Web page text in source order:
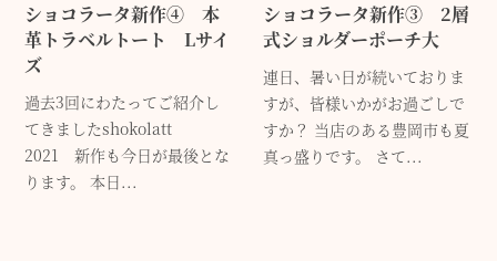
ショコラータ新作④ 本
革トラベルトート Lサイ
ズ
過去3回にわたってご紹介し
てきましたshokolatt
2021 新作も今日が最後とな
ります。 本日...
ショコラータ新作③ 2層
式ショルダーポーチ大
連日、暑い日が続いておりま
すが、皆様いかがお過ごしで
すか？ 当店のある豊岡市も夏
真っ盛りです。 さて...